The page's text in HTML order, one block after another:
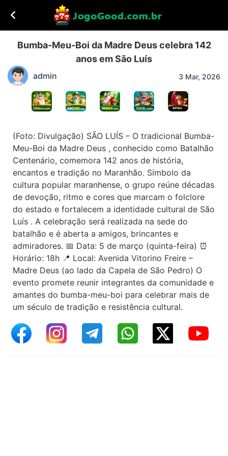
Bumba-Meu-Boi da Madre Deus celebra 142
anos em São Luís
admin 3 Mar, 2026
(Foto: Divulgação) SÃO LUÍS – O tradicional Bumba-
Meu-Boi da Madre Deus , conhecido como Batalhão
Centenário, comemora 142 anos de história,
encantos e tradição no Maranhão. Símbolo da
cultura popular maranhense, o grupo reúne décadas
de devoção, ritmo e cores que marcam o folclore
do estado e fortalecem a identidade cultural de São
Luís . A celebração será realizada na sede do
batalhão e é aberta a amigos, brincantes e
admiradores. 📅 Data: 5 de março (quinta-feira) ⏰
Horário: 18h 📍 Local: Avenida Vitorino Freire –
Madre Deus (ao lado da Capela de São Pedro) O
evento promete reunir integrantes da comunidade e
amantes do bumba-meu-boi para celebrar mais de
um século de tradição e resistência cultural.